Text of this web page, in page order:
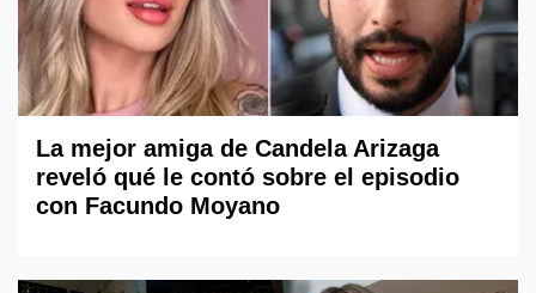
La mejor amiga de Candela Arizaga
reveló qué le contó sobre el episodio
con Facundo Moyano